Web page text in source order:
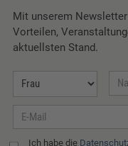
Mit unserem
Vorteilen,
aktuellsten Stand.
Ich habe die